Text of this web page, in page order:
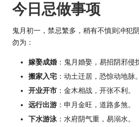
今日忌做事项
鬼月初一，禁忌繁多，稍有不慎则冲犯
勿为：
嫁娶成婚 ：鬼月婚娶，易招阴邪侵
搬家入宅 ：动土迁居，恐惊动地脉。
开业开市 ：金木相战，开张不利。
远行出游 ：申月金旺，道路多煞。
下水游泳：水府阴气重，易溺水。